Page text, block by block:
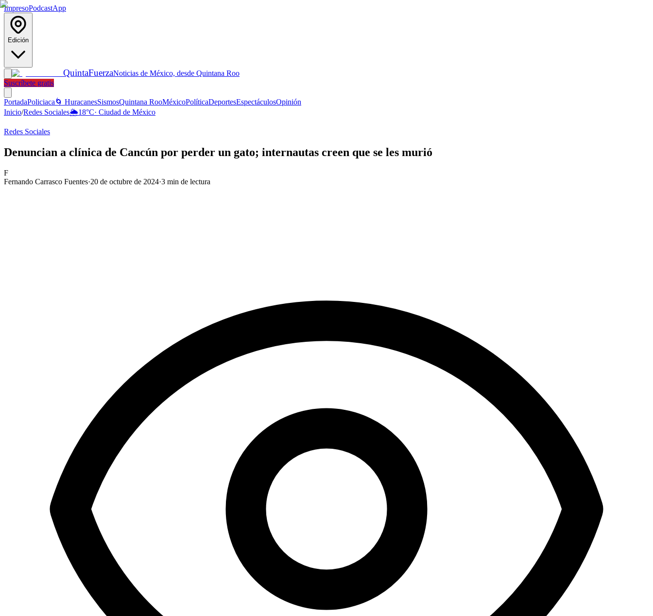
ImpresoPodcastApp
Edición
QuintaFuerzaNoticias de México, desde Quintana Roo
Suscríbete gratis
PortadaPoliciaca 🌀 HuracanesSismosQuintana RooMéxicoPolíticaDeportesEspectáculosOpinión
Inicio/Redes Sociales🌦️18°C· Ciudad de México
Redes Sociales
Denuncian a clínica de Cancún por perder un gato; internautas creen que se les murió
F
Fernando Carrasco Fuentes·20 de octubre de 2024·3 min de lectura